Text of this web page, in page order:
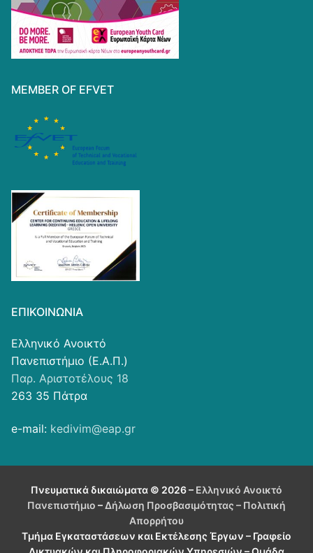
MEMBER OF EFVET
ΕΠΙΚΟΙΝΩΝΊΑ
Ελληνικό Ανοικτό
Πανεπιστήμιο (Ε.Α.Π.)
Παρ. Αριστοτέλους 18
263 35 Πάτρα
e-mail: kedivim@eap.gr
Πνευματικά δικαιώματα © 2026 – Ελληνικό Ανοικτό
Πανεπιστήμιο – Δήλωση Προσβασιμότητας – Πολιτική
Απορρήτου
Τμήμα Εγκαταστάσεων και Εκτέλεσης Έργων – Γραφείο